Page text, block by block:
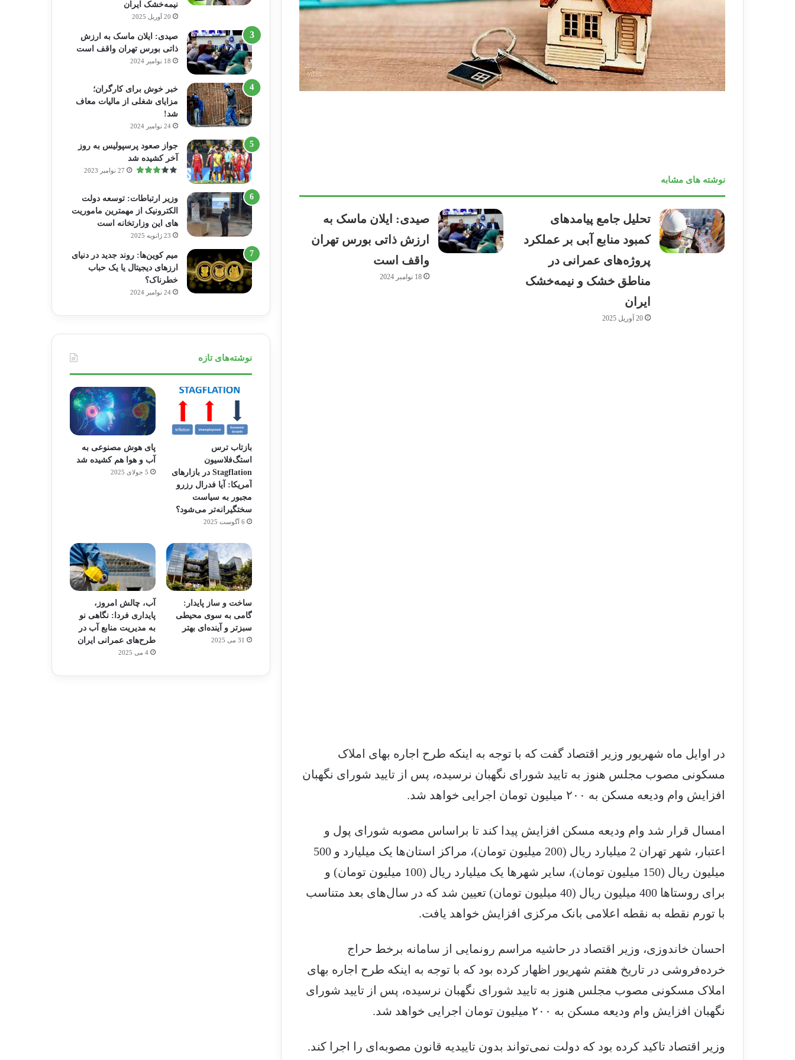
نوشته های مشابه
تحلیل جامع پیامدهای
کمبود منابع آبی بر عملکرد
پروژه‌های عمرانی در
مناطق خشک و نیمه‌خشک
ایران
20 آوریل 2025
صیدی: ایلان ماسک به
ارزش ذاتی بورس تهران
واقف است
18 نوامبر 2024
در اوایل ماه شهریور وزیر اقتصاد گفت که با توجه به اینکه طرح اجاره بهای املاک
مسکونی مصوب مجلس هنوز به تایید شورای نگهبان نرسیده، پس از تایید شورای نگهبان
افزایش وام ودیعه مسکن به ۲۰۰ میلیون تومان اجرایی خواهد شد.
امسال قرار شد وام ودیعه مسکن افزایش پیدا کند تا براساس مصوبه شورای پول و
اعتبار، شهر تهران 2 میلیارد ریال (200 میلیون تومان)، مراکز استان‌ها یک میلیارد و 500
میلیون ریال (150 میلیون تومان)، سایر شهرها یک میلیارد ریال (100 میلیون تومان) و
برای روستاها 400 میلیون ریال (40 میلیون تومان) تعیین شد که در سال‌های بعد متناسب
با تورم نقطه به نقطه اعلامی بانک مرکزی افزایش خواهد یافت.
احسان خاندوزی، وزیر اقتصاد در حاشیه مراسم رونمایی از سامانه برخط حراج
خرده‌فروشی در تاریخ هفتم شهریور اظهار کرده بود که با توجه به اینکه طرح اجاره بهای
املاک مسکونی مصوب مجلس هنوز به تایید شورای نگهبان نرسیده، پس از تایید شورای
نگهبان افزایش وام ودیعه مسکن به ۲۰۰ میلیون تومان اجرایی خواهد شد.
وزیر اقتصاد تاکید کرده بود که دولت نمی‌تواند بدون تاییدیه قانون مصوبه‌ای را اجرا کند.
نیمه‌خشک ایران
20 آوریل 2025
صیدی: ایلان ماسک به ارزش
ذاتی بورس تهران واقف است
18 نوامبر 2024
خبر خوش برای کارگران؛
مزایای شغلی از مالیات معاف
شد!
24 نوامبر 2024
جواز صعود پرسپولیس به روز
آخر کشیده شد
27 نوامبر 2023
وزیر ارتباطات: توسعه دولت
الکترونیک از مهمترین ماموریت
های این وزارتخانه است
23 ژانویه 2025
میم کوین‌ها: روند جدید در دنیای
ارزهای دیجیتال یا یک حباب
خطرناک؟
24 نوامبر 2024
نوشته‌های تازه
بازتاب ترس
استگ‌فلاسیون
Stagflation در بازارهای
آمریکا: آیا فدرال رزرو
مجبور به سیاست
سختگیرانه‌تر می‌شود؟
6 آگوست 2025
پای هوش مصنوعی به
آب و هوا هم کشیده شد
5 جولای 2025
ساخت و ساز پایدار:
گامی به سوی محیطی
سبزتر و آینده‌ای بهتر
31 می 2025
آب، چالش امروز،
پایداری فردا: نگاهی نو
به مدیریت منابع آب در
طرح‌های عمرانی ایران
4 می 2025